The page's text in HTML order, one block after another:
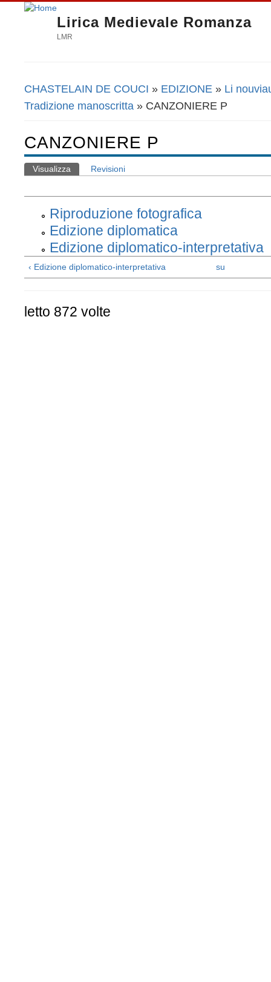
Lirica Medievale Romanza
LMR
Tu sei qui
CHASTELAIN DE COUCI » EDIZIONE » Li
Tradizione manoscritta » CANZONIERE P
CANZONIERE P
Schede primarie
Visualizza (scheda attiva)
Revisioni
Riproduzione fotografica
Edizione diplomatica
Edizione diplomatico-interpretativa
‹ Edizione diplomatico-interpretativa su
letto 872 volte